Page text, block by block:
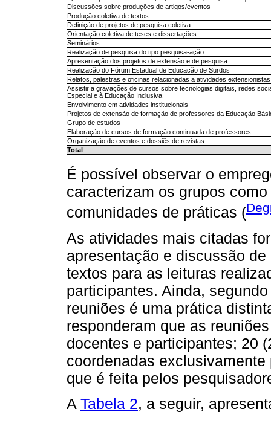
Discussões sobre produções de artigos/eventos
Produção coletiva de textos
Definição de projetos de pesquisa coletiva
Orientação coletiva de teses e dissertações
Seminários
Realização de pesquisa do tipo pesquisa-ação
Apresentação dos projetos de extensão e de pesquisa
Realização do Fórum Estadual de Educação de Surdos
Relatos, palestras e oficinas relacionadas a atividades
Assistir a gravações de cursos sobre tecnologias digitais, redes
Especial e à Educação Inclusiva
Envolvimento em atividades institucionais
Projetos de extensão de formação de professores da Educação
Grupo de estudos
Elaboração de cursos de formação continuada de professores
Organização de eventos e dossiês de revistas
Total
É possível observar o
caracterizam os grupos
comunidades de práticas (
As atividades mais citadas
apresentação e discussão
textos para as leituras
participantes. Ainda,
reuniões é uma prática
responderam que as
docentes e participantes; 20
coordenadas
que é feita pelos
A Tabela 2, a seguir,